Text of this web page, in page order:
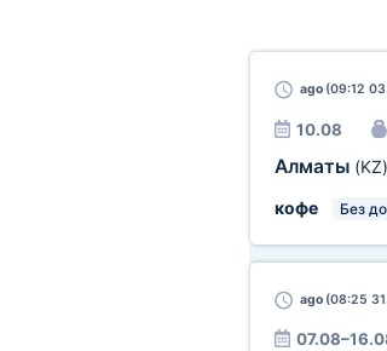
ago (09:12
10.08
Алматы (KZ)
кофе
Без
ago (08:25